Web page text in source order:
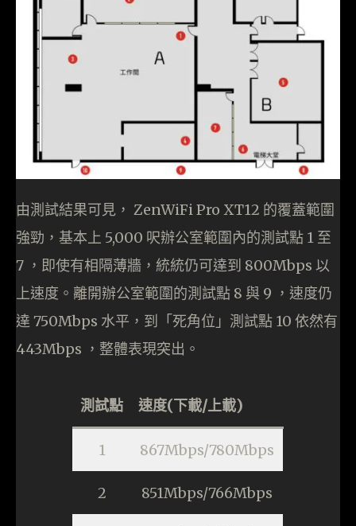
由測試結果可見， ZenWiFi Pro XT12 的覆蓋範圍
強勁，基本上 5,000 呎辦公室範圍內的測試點 1 至
7 ，即使有相隔薄牆，統統仍可達到 800Mbps 以
上速度。離開辦公室範圍的測試點 8 與 9 ，速度仍
達 750Mbps 水平，到「死角位」測試點 10 依然有
443Mbps ，整體表現突出。
測試點 速度(下載/上載)
1 867Mbps/780Mbps
2 851Mbps/766Mbps